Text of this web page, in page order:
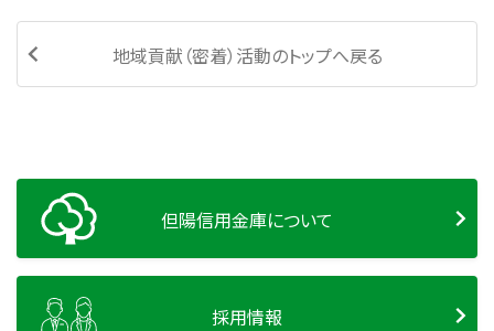
地域貢献（密着）活動のトップへ戻る
但陽信用金庫について
採用情報